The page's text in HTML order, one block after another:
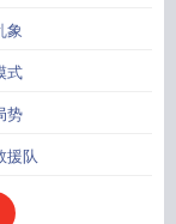
象
式
势
援队